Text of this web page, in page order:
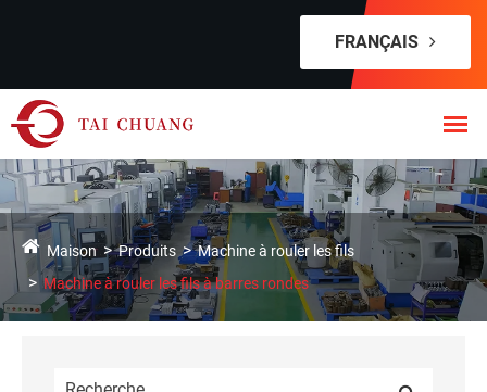
FRANÇAIS
Maison Produits
Machine à rouler les fils
Machine à rouler les fils à barres rondes